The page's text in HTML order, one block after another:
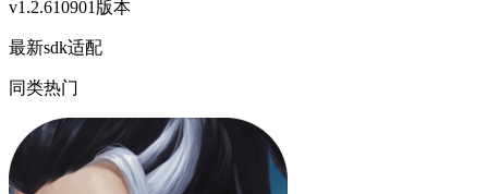
v1.2.610901版本
最新sdk适配
同类热门